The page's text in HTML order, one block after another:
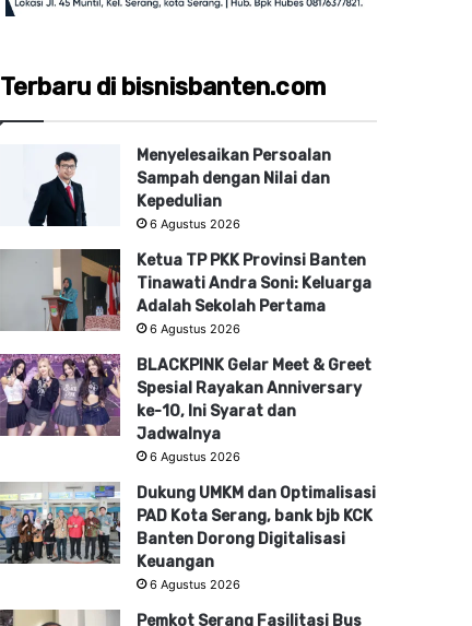
Terbaru di bisnisbanten.com
Menyelesaikan Persoalan
Sampah dengan Nilai dan
Kepedulian
6 Agustus 2026
Ketua TP PKK Provinsi Banten
Tinawati Andra Soni: Keluarga
Adalah Sekolah Pertama
6 Agustus 2026
BLACKPINK Gelar Meet & Greet
Spesial Rayakan Anniversary
ke-10, Ini Syarat dan
Jadwalnya
6 Agustus 2026
Dukung UMKM dan Optimalisasi
PAD Kota Serang, bank bjb KCK
Banten Dorong Digitalisasi
Keuangan
6 Agustus 2026
Pemkot Serang Fasilitasi Bus